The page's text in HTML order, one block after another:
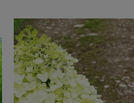
hortensje ogrodowe o